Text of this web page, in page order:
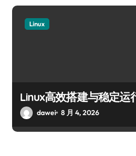
Linux
Linux高效搭建与稳定运
dawei 8 月 4, 2026